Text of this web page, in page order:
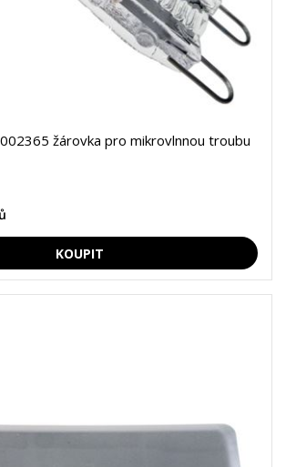
žárovka pro mikrovlnnou troubu